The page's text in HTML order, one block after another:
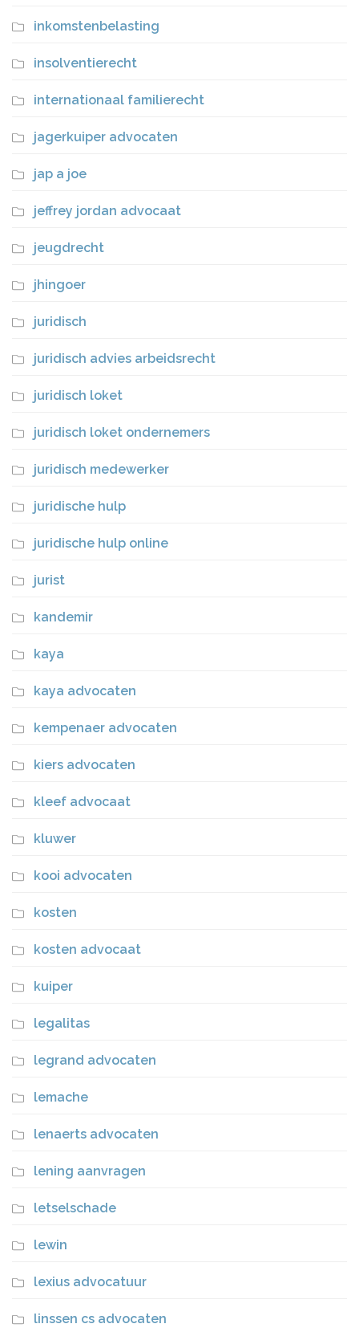
inkomstenbelasting
insolventierecht
internationaal familierecht
jagerkuiper advocaten
jap a joe
jeffrey jordan advocaat
jeugdrecht
jhingoer
juridisch
juridisch advies arbeidsrecht
juridisch loket
juridisch loket ondernemers
juridisch medewerker
juridische hulp
juridische hulp online
jurist
kandemir
kaya
kaya advocaten
kempenaer advocaten
kiers advocaten
kleef advocaat
kluwer
kooi advocaten
kosten
kosten advocaat
kuiper
legalitas
legrand advocaten
lemache
lenaerts advocaten
lening aanvragen
letselschade
lewin
lexius advocatuur
linssen cs advocaten